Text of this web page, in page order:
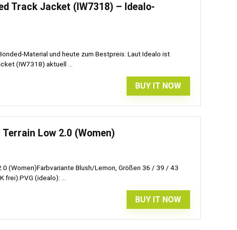
Track Jacket (IW7318) – Idealo-
Material und heute zum Bestpreis: Laut Idealo ist
(IW7318) aktuell ...
BUY IT NOW
Low 2.0 (Women)
(Women)Farbvariante Blush/Lemon, Größen 36 / 39 / 43
(idealo): ...
BUY IT NOW